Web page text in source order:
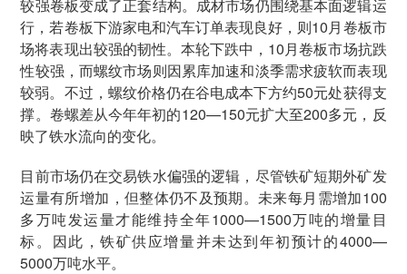
较强卷板变成了正套结构。成材市场仍围绕基本面逻辑运
行，若卷板下游家电和汽车订单表现良好，则10月卷板市
场将表现出较强的韧性。本轮下跌中，10月卷板市场抗跌
性较强，而螺纹市场则因累库加速和淡季需求疲软而表现
较弱。不过，螺纹价格仍在谷电成本下方约50元处获得支
撑。卷螺差从今年年初的120—150元扩大至200多元，反
映了铁水流向的变化。
目前市场仍在交易铁水偏强的逻辑，尽管铁矿短期外矿发
运量有所增加，但整体仍不及预期。未来每月需增加100
多万吨发运量才能维持全年1000—1500万吨的增量目
标。因此，铁矿供应增量并未达到年初预计的4000—
5000万吨水平。